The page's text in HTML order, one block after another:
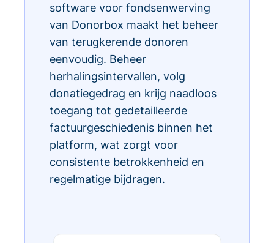
software voor fondsenwerving
van Donorbox maakt het beheer
van terugkerende donoren
eenvoudig. Beheer
herhalingsintervallen, volg
donatiegedrag en krijg naadloos
toegang tot gedetailleerde
factuurgeschiedenis binnen het
platform, wat zorgt voor
consistente betrokkenheid en
regelmatige bijdragen.